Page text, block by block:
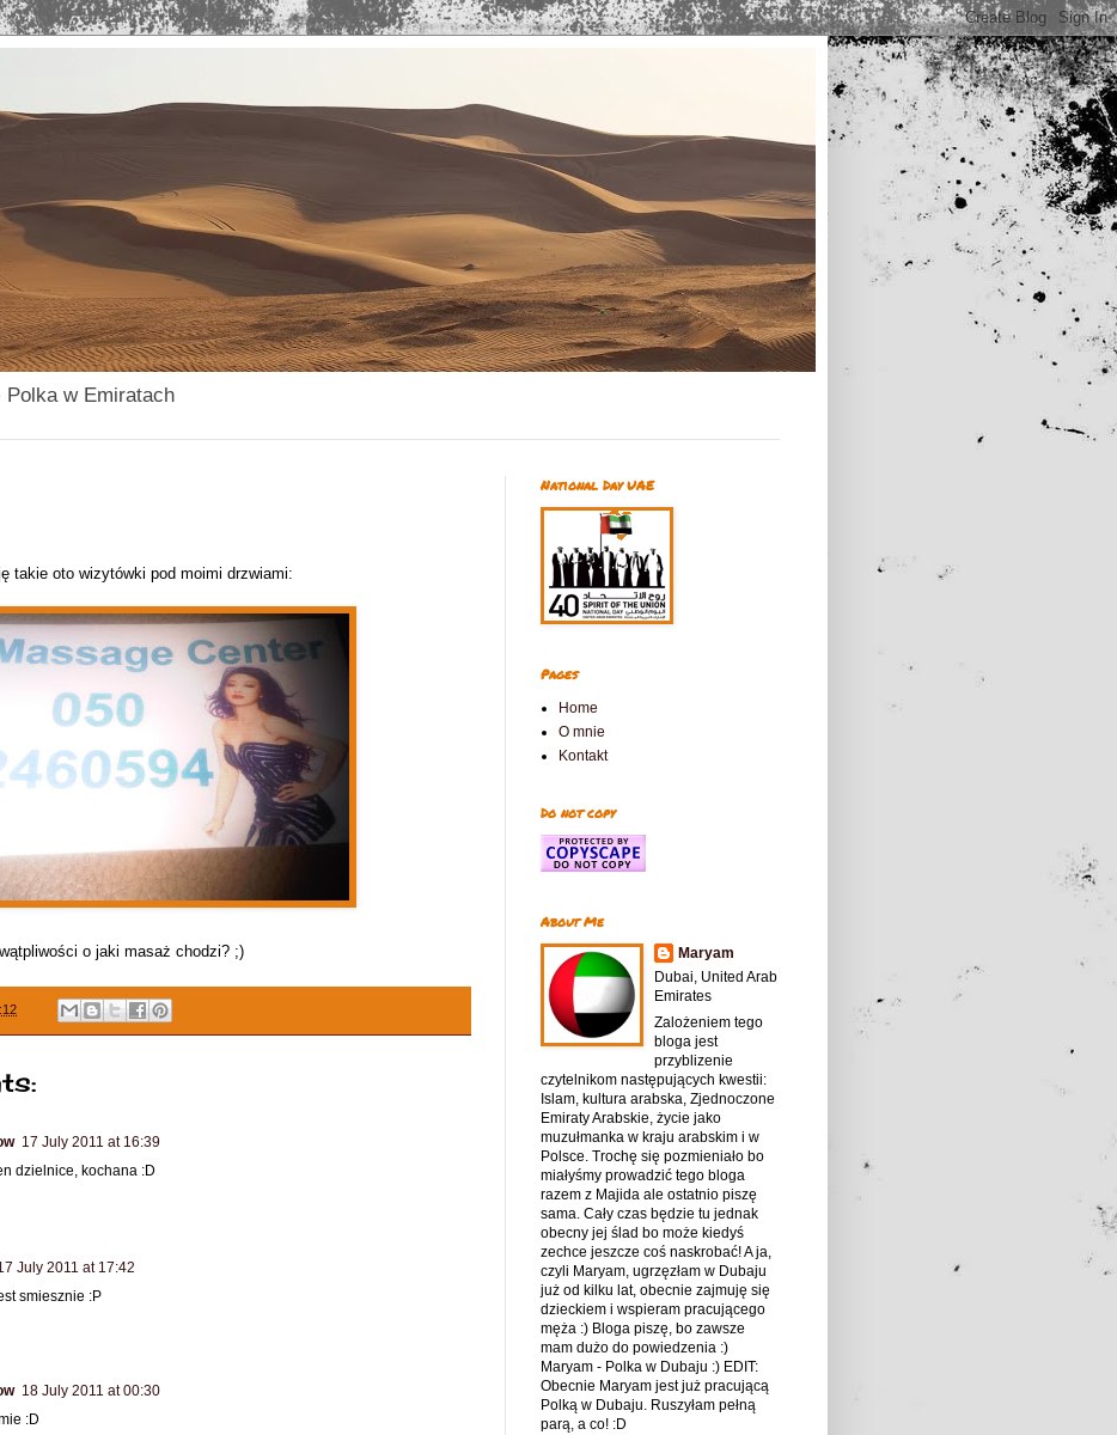
Polka w Emiratach
takie oto wizytówki pod moimi drzwiami:
o jaki masaż chodzi? ;)
17 July 2011 at 16:39
dzielnice, kochana :D
July 2011 at 17:42
smiesznie :P
18 July 2011 at 00:30
:D
National Day UAE
Pages
Home
O mnie
Kontakt
Do not copy
About Me
Maryam
Dubai, United Arab
Emirates
Zalożeniem tego
bloga jest
przyblizenie
czytelnikom następujących kwestii:
Islam, kultura arabska, Zjednoczone
Emiraty Arabskie, życie jako
muzułmanka w kraju arabskim i w
Polsce. Trochę się pozmieniało bo
miałyśmy prowadzić tego bloga
razem z Majida ale ostatnio piszę
sama. Cały czas będzie tu jednak
obecny jej ślad bo może kiedyś
zechce jeszcze coś naskrobać! A ja,
czyli Maryam, ugrzęzłam w Dubaju
już od kilku lat, obecnie zajmuję się
dzieckiem i wspieram pracującego
męża :) Bloga piszę, bo zawsze
mam dużo do powiedzenia :)
Maryam - Polka w Dubaju :) EDIT:
Obecnie Maryam jest już pracującą
Polką w Dubaju. Ruszyłam pełną
parą, a co! :D